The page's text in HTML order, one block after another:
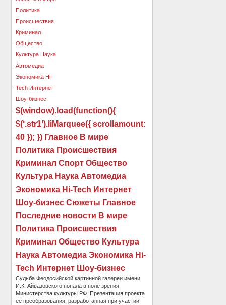
$(window).load(function(){
$(‘.str1’).liMarquee({ scrollamount:
40 }); }) Главное В мире
Политика Происшествия
Криминал Спорт Общество
Культура Наука Автомедиа
Экономика Hi-Tech Интернет
Шоу-бизнес Сюжеты Главное
Последние новости В мире
Политика Происшествия
Криминал Общество Культура
Наука Автомедиа Экономика Hi-
Tech Интернет Шоу-бизнес
Судьба Феодосийской картинной галереи имени
И.К. Айвазовского попала в поле зрения
Министерства культуры РФ. Презентация проекта
её преобразования, разработанная при участии